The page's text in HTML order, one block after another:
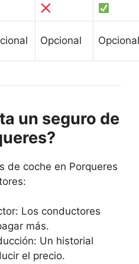
Opcional Opcional
un seguro de
de coche en Porqueres
Los conductores
más.
Un historial
el precio.